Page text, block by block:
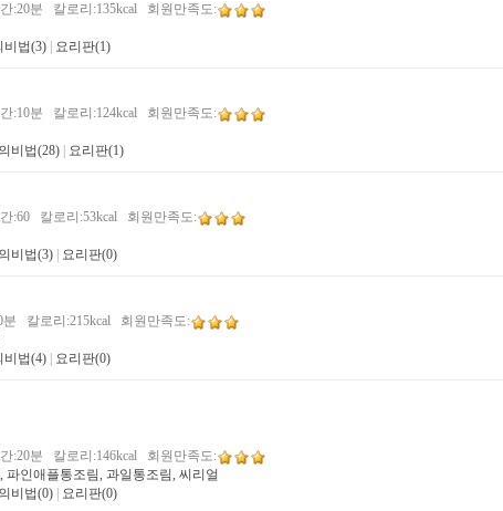
:20분 칼로리:135kcal 회원만족도:
비법(3) 요리판(1)
:10분 칼로리:124kcal 회원만족도:
비법(28) 요리판(1)
:60 칼로리:53kcal 회원만족도:
비법(3) 요리판(0)
칼로리:215kcal 회원만족도:
비법(4) 요리판(0)
:20분 칼로리:146kcal 회원만족도:
파인애플통조림, 과일통조림, 씨리얼
비법(0) 요리판(0)